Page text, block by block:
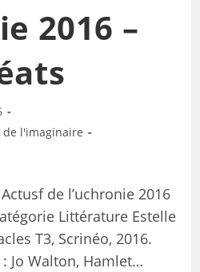
2016 –
de l'imaginaire
de l’uchronie 2016
Littérature Estelle
T3, Scrinéo, 2016.
Jo Walton, Hamlet…